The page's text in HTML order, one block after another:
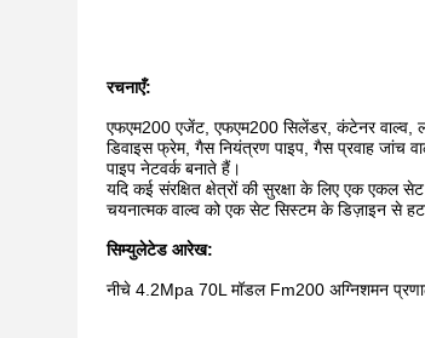
रचनाएँ:
एफएम200 एजेंट, एफएम200 सिलेंडर, कंटेनर वाल्व,
डिवाइस फ्रेम, गैस नियंत्रण पाइप, गैस प्रवाह जांच
पाइप नेटवर्क बनाते हैं।
यदि कई संरक्षित क्षेत्रों की सुरक्षा के लिए एक एकल
चयनात्मक वाल्व को एक सेट सिस्टम के डिज़ाइन से
सिम्युलेटेड आरेख:
नीचे 4.2Mpa 70L मॉडल Fm200 अग्निशमन